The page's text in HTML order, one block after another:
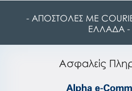
- ΑΠΟΣΤΟΛΕΣ ΜΕ
ΕΛΛΑΔΑ -
Ασφαλείς